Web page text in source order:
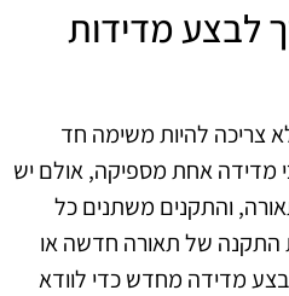
צורך לבצע מדידות
צריכה להיות משימה חד
מדידה אחת מספיקה, אולם יש
והתקנים משתנים כל
של תאורה חדשה או
מדידה מחדש כדי לוודא